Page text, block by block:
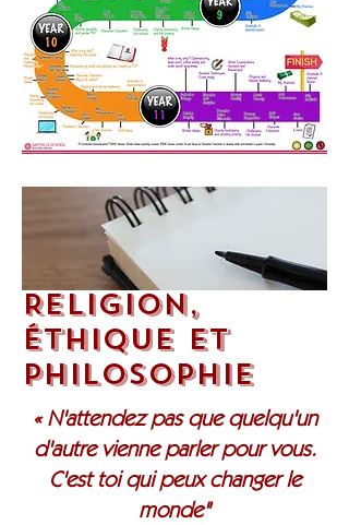
Religion,
éthique et
philosophie
« N'attendez pas que quelqu'un
d'autre vienne parler pour vous.
C'est toi qui peux changer le
monde"